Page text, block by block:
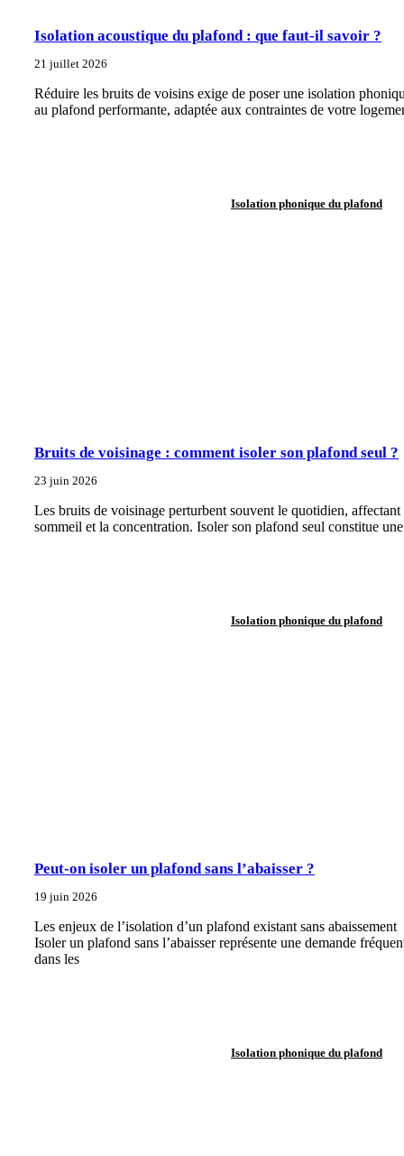
Isolation acoustique du plafond : que faut-il savoir ?
21 juillet 2026
Réduire les bruits de voisins exige de poser une isolation
au plafond performante, adaptée aux contraintes de votre
Isolation phonique du plafond
Bruits de voisinage : comment isoler son plafond seul ?
23 juin 2026
Les bruits de voisinage perturbent souvent le quotidien, affectant
sommeil et la concentration. Isoler son plafond seul constitue une
Isolation phonique du plafond
Peut-on isoler un plafond sans l’abaisser ?
19 juin 2026
Les enjeux de l’isolation d’un plafond existant sans abaissement
Isoler un plafond sans l’abaisser représente une demande
dans les
Isolation phonique du plafond